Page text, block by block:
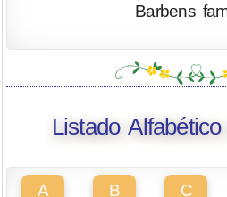
Barbens
Listado
A B C